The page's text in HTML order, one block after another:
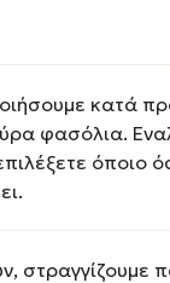
κατά
φασόλια.
όποιο
στραγγίζουμε